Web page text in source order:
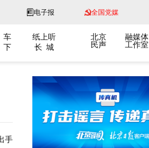
电子报 全国党媒
车
纸上听
下 长 城
北京
民声
融媒体
工作室
手